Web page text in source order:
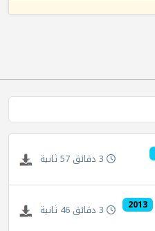
3 دقائق 57 ثانية
2013 3 دقائق 46 ثانية